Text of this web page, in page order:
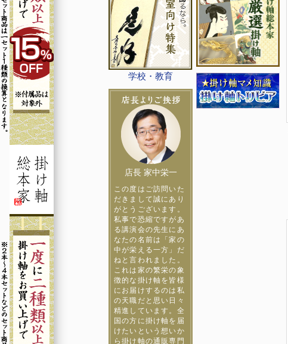
学校・教育
店長 家中栄一
この度はご訪問いた
だきまして誠にあり
がとうございます。
私事で恐縮ですがあ
る講演会の先生にあ
なたの名前は「家の
中が栄える一方」だ
ねと言われました。
これは家の繁栄の象
徴的な掛け軸を皆様
にお届けするのは私
の天職だと思い日々
精進しています。全
国の方に掛け軸を届
けたいという想いか
ら掛け軸の通販専門